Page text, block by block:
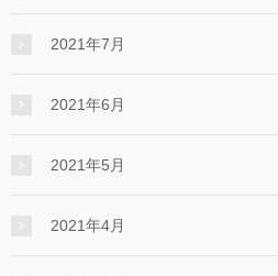
2021年7月
2021年6月
2021年5月
2021年4月